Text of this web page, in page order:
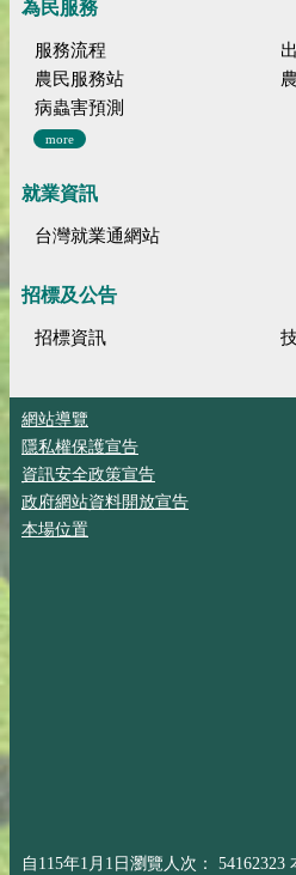
為民服務
服務流程
農民服務站
病蟲害預測
more
就業資訊
台灣就業通網站
招標及公告
招標資訊
網站導覽
隱私權保護宣告
資訊安全政策宣告
政府網站資料開放宣告
本場位置
自115年1月1日瀏覽人次： 54162323